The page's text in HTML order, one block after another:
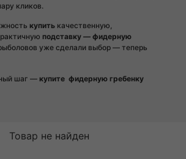
кликов.
купить качественную,
подставку — фидерную
уже сделали выбор — теперь
шаг — купите фидерную гребенку
Товар не найден